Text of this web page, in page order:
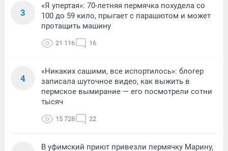
3
«Я упертая»: 70-летняя пермячка похудела со
100 до 59 кило, прыгает с парашютом и может
протащить машину
21 116 16
4
«Никаких сашими, все испортилось»: блогер
записала шуточное видео, как выжить в
пермское вымирание — его посмотрели сотни
тысяч
15 728 22
В уфимский приют привезли пермячку Марину,